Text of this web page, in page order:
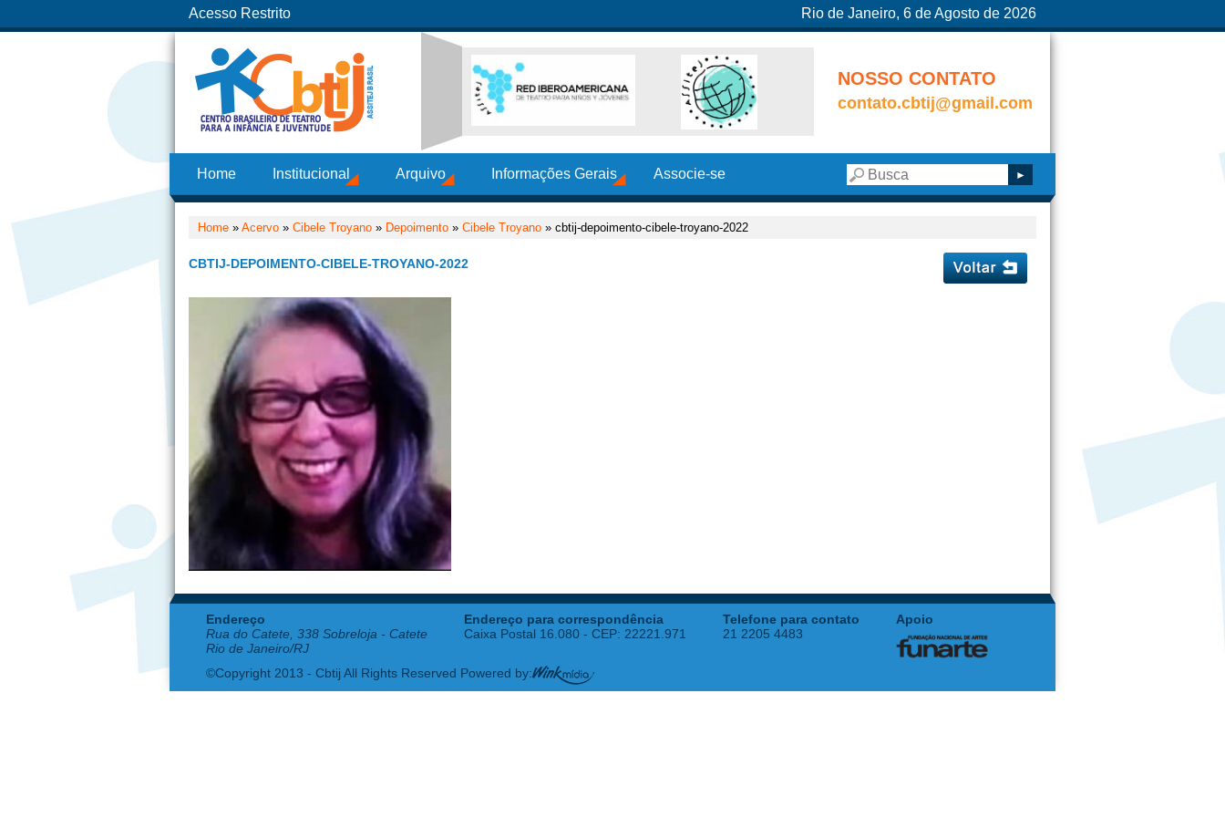
Acesso Restrito Rio de Janeiro, 6 de Agosto de 2026
NOSSO CONTATO
contato.cbtij@gmail.com
Home Institucional Arquivo Informações Gerais Associe-se
Home » Acervo » Cibele Troyano » Depoimento » Cibele Troyano » cbtij-depoimento-cibele-troyano-2022
CBTIJ-DEPOIMENTO-CIBELE-TROYANO-2022
Endereço
Rua do Catete, 338 Sobreloja - Catete
Rio de Janeiro/RJ
Endereço para correspondência
Caixa Postal 16.080 - CEP: 22221.971
Telefone para contato
21 2205 4483
Apoio
©Copyright 2013 - Cbtij All Rights Reserved Powered by: